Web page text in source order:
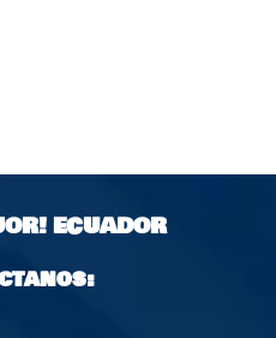
ECUADOR